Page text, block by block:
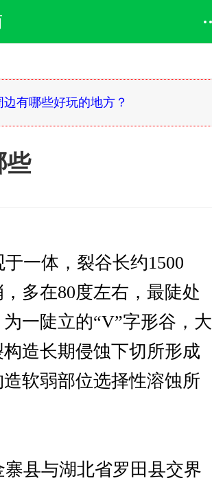
有哪些好玩的地方？
些
一体，裂谷长约1500
多在80度左右，最陡处
一陡立的“V”字形谷，大
造长期侵蚀下切所形成
软弱部位选择性溶蚀所
县与湖北省罗田县交界